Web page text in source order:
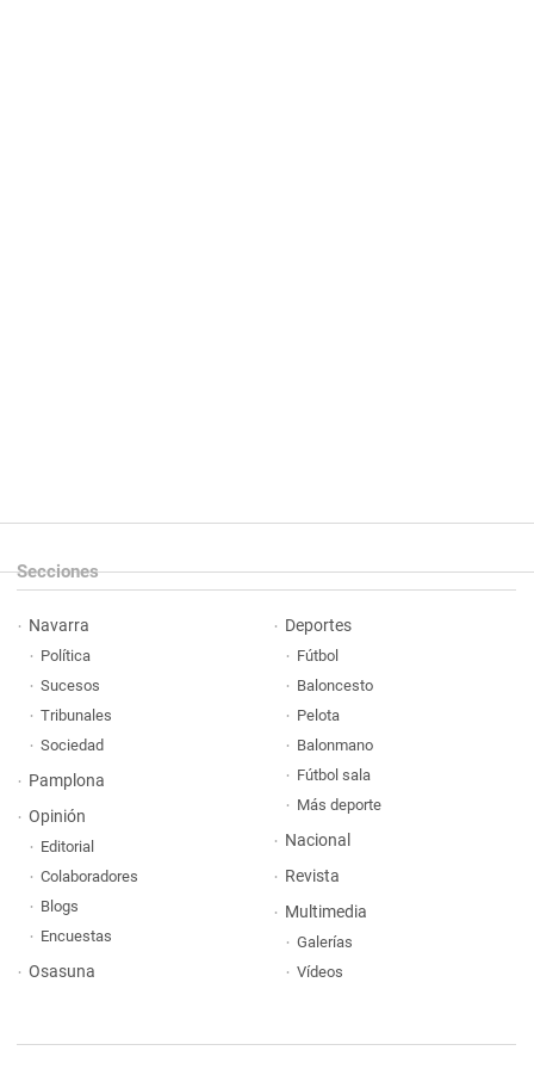
Secciones
Navarra
Política
Sucesos
Tribunales
Sociedad
Pamplona
Opinión
Editorial
Colaboradores
Blogs
Encuestas
Osasuna
Deportes
Fútbol
Baloncesto
Pelota
Balonmano
Fútbol sala
Más deporte
Nacional
Revista
Multimedia
Galerías
Vídeos